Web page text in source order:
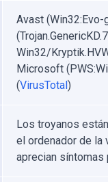
Avast (Win32:Evo-
Win32/
Microsoft
(VirusTotal)
Los troyanos
el ordenador de la
aprecian síntomas